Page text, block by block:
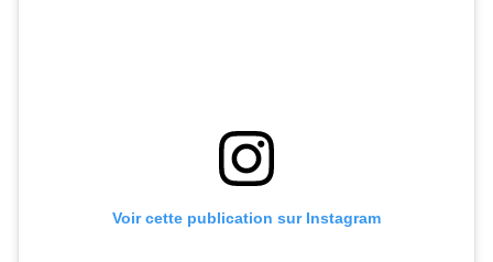
Voir cette publication sur Instagram